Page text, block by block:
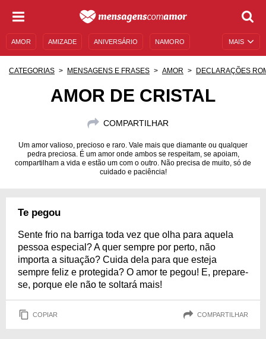
MAIS
AMOR AMIZADE ANIVERSÁRIO NAMORO
CATEGORIAS MENSAGENS E FRASES AMOR DECLARAÇÕES
AMOR DE CRISTAL
COMPARTILHAR
Um amor valioso, precioso e raro. Vale mais que diamante ou qualquer
pedra preciosa. É um amor onde ambos se respeitam, se apoiam,
compartilham a vida e estão um com o outro. Não precisa de muito, só de
cuidado e paciência!
Te pegou
Sente frio na barriga toda vez que olha para aquela
pessoa especial? A quer sempre por perto, não
importa a situação? Cuida dela para que esteja
sempre feliz e protegida? O amor te pegou! E, prepare-
se, porque ele não te soltará mais!
COPIAR COMPARTILHAR